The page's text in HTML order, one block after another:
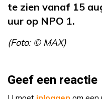
te zien vanaf 15
uur op NPO 1.
(Foto: © MAX)
Geef een reactie